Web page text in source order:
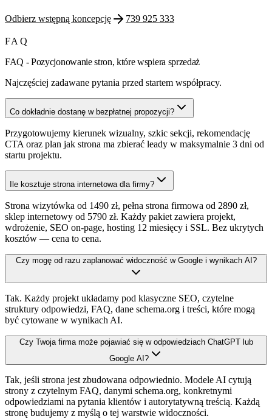
Odbierz wstępną koncepcję 739 925 333
FAQ
FAQ - Pozycjonowanie stron, które wspiera sprzedaż
Najczęściej zadawane pytania przed startem współpracy.
Co dokładnie dostanę w bezpłatnej propozycji?
Przygotowujemy kierunek wizualny, szkic sekcji, rekomendację
CTA oraz plan jak strona ma zbierać leady w maksymalnie 3 dni od
startu projektu.
Ile kosztuje strona internetowa dla firmy?
Strona wizytówka od 1490 zł, pełna strona firmowa od 2890 zł,
sklep internetowy od 5790 zł. Każdy pakiet zawiera projekt,
wdrożenie, SEO on-page, hosting 12 miesięcy i SSL. Bez ukrytych
kosztów — cena to cena.
Czy mogę od razu zaplanować widoczność w Google i wynikach AI?
Tak. Każdy projekt układamy pod klasyczne SEO, czytelne
struktury odpowiedzi, FAQ, dane schema.org i treści, które mogą
być cytowane w wynikach AI.
Czy Twoja firma może pojawiać się w odpowiedziach ChatGPT lub
Google AI?
Tak, jeśli strona jest zbudowana odpowiednio. Modele AI cytują
strony z czytelnym FAQ, danymi schema.org, konkretnymi
odpowiedziami na pytania klientów i autorytatywną treścią. Każdą
stronę budujemy z myślą o tej warstwie widoczności.